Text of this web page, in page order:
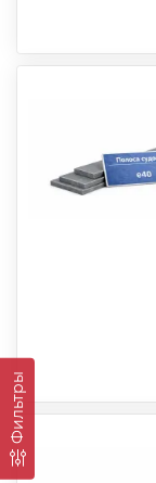
Фильтры